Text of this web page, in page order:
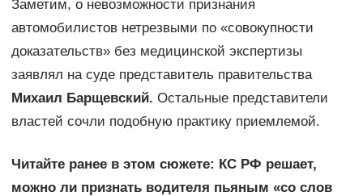
Заметим, о невозможности признания
автомобилистов нетрезвыми по «совокупности
доказательств» без медицинской экспертизы
заявлял на суде представитель правительства
Михаил Барщевский. Остальные представители
властей сочли подобную практику приемлемой.
Читайте ранее в этом сюжете: КС РФ решает,
можно ли признать водителя пьяным «со слов